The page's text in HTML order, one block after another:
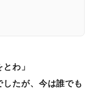
わ」
たが、今は誰でも